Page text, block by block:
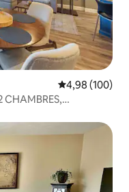
Évaluation
4,98 (100)